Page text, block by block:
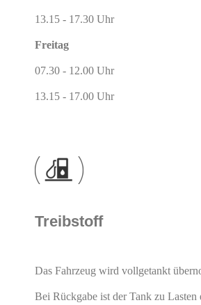
13.15 - 17.30 Uhr
Freitag
07.30 - 12.00 Uhr
13.15 - 17.00 Uhr
Treibstoff
Das Fahrzeug wird vollgetankt
Bei Rückgabe ist der Tank zu Lasten